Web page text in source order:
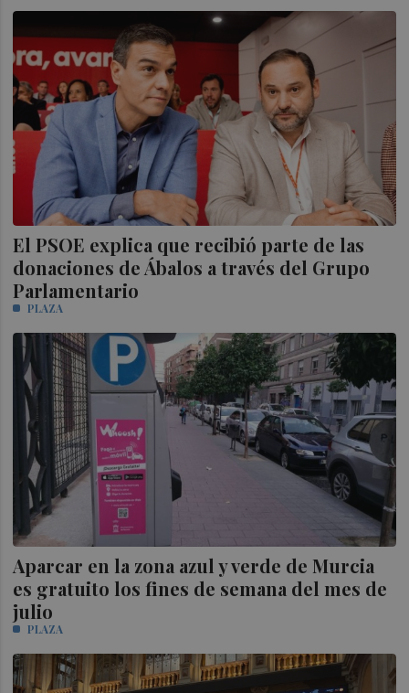
El PSOE explica que recibió parte de las
donaciones de Ábalos a través del Grupo
Parlamentario
PLAZA
Aparcar en la zona azul y verde de Murcia
es gratuito los fines de semana del mes de
julio
PLAZA